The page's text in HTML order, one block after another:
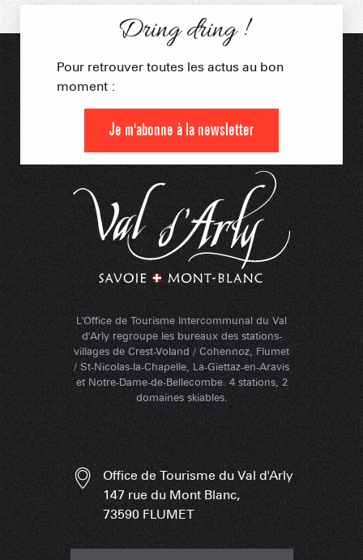
L'Office de Tourisme Intercommunal du Val
d'Arly regroupe les bureaux des stations-
villages de Crest-Voland / Cohennoz, Flumet
/ St-Nicolas-la-Chapelle, La-Giettaz-en-Aravis
et Notre-Dame-de-Bellecombe. 4 stations, 2
domaines skiables.
Dring dring !
Pour retrouver toutes les actus au bon
moment :
Je m'abonne à la newsletter
Office de Tourisme du Val d'Arly
147 rue du Mont Blanc,
73590 FLUMET